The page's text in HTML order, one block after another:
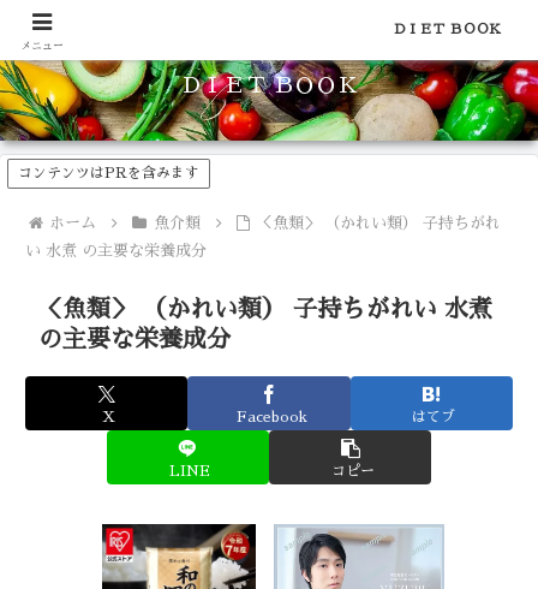
食品のカロリーや糖質などの栄養素がわかる！健康やダイエットに
ＤＩＥＴ ＢＯＯＫ
コンテンツはPRを含みます
ホーム 魚介類
＜魚類＞ （かれい類） 子持ちがれ
い 水煮 の主要な栄養成分
＜魚類＞ （かれい類） 子持ちがれい 水煮
の主要な栄養成分
X Facebook はてブ
LINE コピー
メニュー
ＤＩＥＴ ＢＯＯＫ